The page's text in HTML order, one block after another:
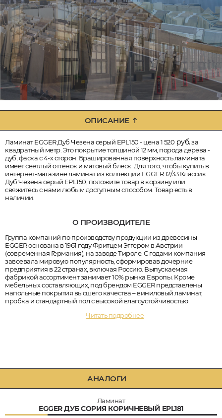
ОПИСАНИЕ
Ламинат EGGER Дуб Чезена серый EPL150 - цена 1 520 руб.за
квадратный метр. Это покрытие толщиной 12 мм, порода дерева -
дуб, фаска с 4-х сторон. Брашированная поверхность ламината
имеет светлый оттенок и матовый блеск. Для того, чтобы купить в
интернет-магазине ламинат из коллекции EGGER 12/33 Классик
Дуб Чезена серый EPL150, положите товар в корзину или
свяжитесь с нами любым доступным способом. Товар есть в
наличии.
О ПРОИЗВОДИТЕЛЕ
Группа компаний по производству продукции из древесины
EGGER основана в 1961 году Фритцем Эггером в Австрии
(современная Германия), на заводе Тироле. С годами компания
завоевала мировую популярность, сформировав дочерние
предприятия в 22 странах, включая Россию. Выпускаемая
фабрикой ассортимент занимает 10% рынка Европы. Кроме
мебельных составляющих, под брендом EGGER представлены
напольные покрытия высшего качества – виниловый ламинат,
пробка и стандартный пол с высокой влагоустойчивостью.
Читать подробнее
АНАЛОГИ
Ламинат
EGGER ДУБ СОРИЯ КОРИЧНЕВЫЙ EPL181